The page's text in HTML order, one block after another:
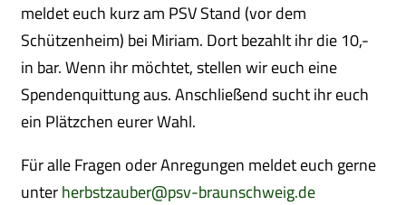
meldet euch kurz am PSV Stand (vor dem
Schützenheim) bei Miriam. Dort bezahlt ihr die 10,-
in bar. Wenn ihr möchtet, stellen wir euch eine
Spendenquittung aus. Anschließend sucht ihr euch
ein Plätzchen eurer Wahl.
Für alle Fragen oder Anregungen meldet euch gerne
unterherbstzauber@psv-braunschweig.de